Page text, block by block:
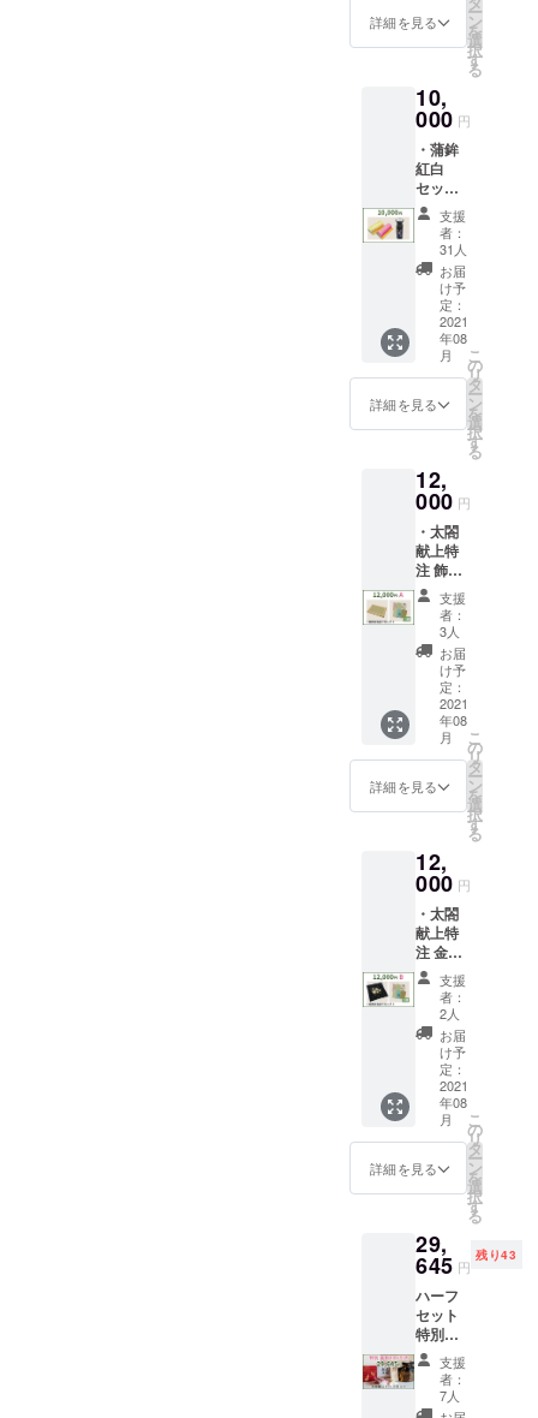
書・希
イラス
トマッ
プ
様のお
名前を
豊国神
上品と
一緒に
奉納 (葉
月書・
希望者
のみ）
・聚楽
第まち
めぐり
マップ
詳細を見る ー
ン
を
選
択
す
る
10,
000 円
・蒲鉾
紅白
セット
「太閤
献上」
(京かま
ぼこ大
榮/堀金
箔粉/中
基銘木)
（レー
ザー彫
刻入京
北山杉
かまぼ
こ板
北山杉
の折箱
はつい
ており
ません
のでご
注意く
ださ
い。 ・
太閤献
上特別
ブレン
ド板わ
さ醤油
(澤井醬
油) (数
量によ
事をご
了承く
ださい)
・ご支
援者皆
様のお
名前を
豊国神
社へ献
上品と
一緒に
奉納(葉
月書・
希望者
のみ）
・聚楽
第まち
支援
者：
31人
お届
け予
定：
2021
年08
月
詳細を見る
こ
の
リ
タ
ー
ン
を
選
択
す
る
12,
000 円
・太閤
献上特
注 飾り
畳(太田
畳店/か
ねた屋
渓商店/
もりさ
ん) ・唐
紙文
庫 ハ
ガキ１
種類(京
からか
み丸二)
(絵柄は
セレク
ト) ・感
謝、お
礼メー
ル ・ご
支援者
皆様の
お名前
を豊国
神社へ
献上品
と一緒
に奉納
(葉月
書・希
望者の
み) ・聚
プ
支援
者：
3人
お届
け予
定：
2021
年08
月
詳細を見る
こ
の
リ
タ
ー
ン
を
選
択
す
る
12,
000 円
・太閤
献上特
注 金彩
螺鈿袱
紗(三宅
工芸
(NSplus
)) ・唐
紙文
庫 ハ
ガキ１
種類
（京か
らかみ
丸二）
(絵柄は
セレク
ト) ・感
謝、お
礼メー
ル ・ご
支援者
皆様の
お名前
を豊国
神社へ
支援
者：
2人
お届
け予
定：
2021
年08
月
詳細を見る
こ
の
リ
タ
ー
ン
を
選
択
す
る
29,
645 円
残り43
ハーフ
セット
特別早
割
20％→2
3％引き
キャン
支援
者：
7人